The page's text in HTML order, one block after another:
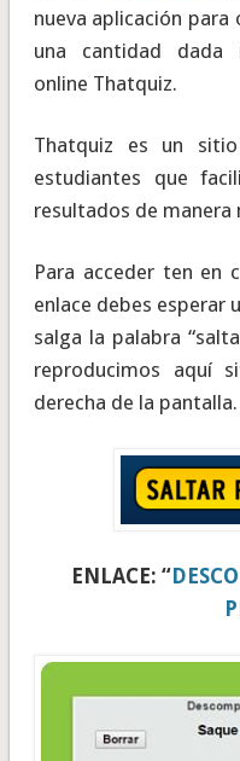
nueva aplicación
una cantidad dada
online Thatquiz.
Thatquiz es un
estudiantes que
resultados de manera
Para acceder ten en
enlace debes esperar
salga la palabra
reproducimos aquí
derecha de la pantalla.
ENLACE: “